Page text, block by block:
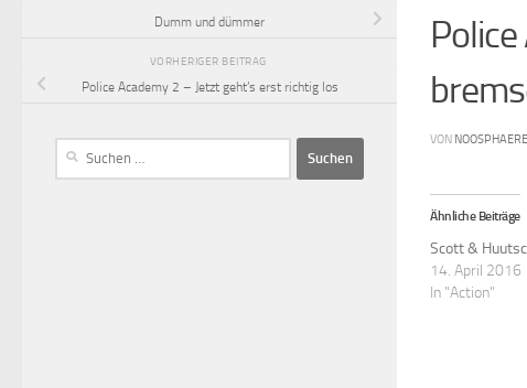
VON NOOSPHAERE
Ähnliche Beiträge
Scott &
14. April 2016
In "Action"
Dumm und dümmer
VORHERIGER BEITRAG
Police Academy 2 – Jetzt geht’s erst richtig los